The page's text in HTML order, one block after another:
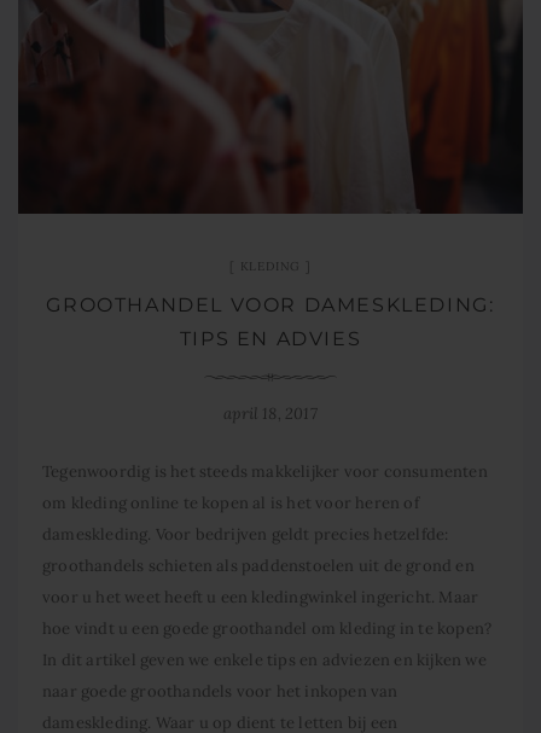
KLEDING
GROOTHANDEL VOOR DAMESKLEDING:
TIPS EN ADVIES
april 18, 2017
Tegenwoordig is het steeds makkelijker voor consumenten
om kleding online te kopen al is het voor heren of
dameskleding. Voor bedrijven geldt precies hetzelfde:
groothandels schieten als paddenstoelen uit de grond en
voor u het weet heeft u een kledingwinkel ingericht. Maar
hoe vindt u een goede groothandel om kleding in te kopen?
In dit artikel geven we enkele tips en adviezen en kijken we
naar goede groothandels voor het inkopen van
dameskleding. Waar u op dient te letten bij een